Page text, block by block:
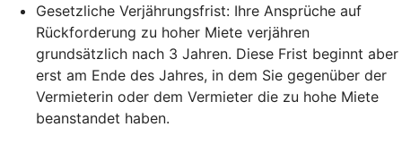
Gesetzliche Verjährungsfrist: Ihre Ansprüche auf
Rückforderung zu hoher Miete verjähren
grundsätzlich nach 3 Jahren. Diese Frist beginnt aber
erst am Ende des Jahres, in dem Sie gegenüber der
Vermieterin oder dem Vermieter die zu hohe Miete
beanstandet haben.